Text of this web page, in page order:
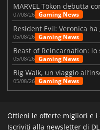
07/08/26 Gaming News
05/08/26 Gaming News
05/08/26 Gaming News
Big Walk, un viaggio
05/08/26 Gaming News
Ottieni le offerte migliori e i
Iscriviti alla newsletter di